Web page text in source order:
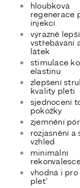
hloubková
regenerace
injekcí
výrazně lepší
vstřebávání
látek
stimulace
elastinu
zlepšení
kvality pleti
sjednocení
pokožky
zjemnění
rozjasnění a
vzhled
minimální
vhodná i
pleť